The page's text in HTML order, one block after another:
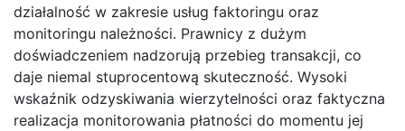
działalność w zakresie usług faktoringu oraz
monitoringu należności. Prawnicy z dużym
doświadczeniem nadzorują przebieg transakcji, co
daje niemal stuprocentową skuteczność. Wysoki
wskaźnik odzyskiwania wierzytelności oraz faktyczna
realizacja monitorowania płatności do momentu jej